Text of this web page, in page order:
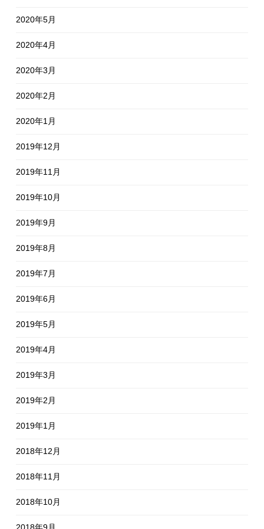
2020年5月
2020年4月
2020年3月
2020年2月
2020年1月
2019年12月
2019年11月
2019年10月
2019年9月
2019年8月
2019年7月
2019年6月
2019年5月
2019年4月
2019年3月
2019年2月
2019年1月
2018年12月
2018年11月
2018年10月
2018年9月